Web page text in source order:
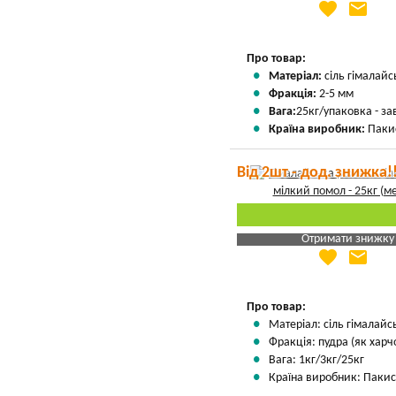
Яка Ваша ціна
favorite email
Про товар:
Матеріал: сіль
Фракція: 2-5 мм
Вага:25кг/упаковка -
Країна виробник:
Від 2шт - дод.
Отримати знижку
Яка Ваша ціна
favorite email
Про товар:
Матеріал: сіль
Фракція: пудра (як
Вага: 1кг/3кг/25кг
Країна виробник: